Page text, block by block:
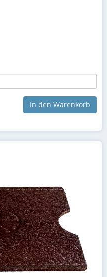
In den Warenkorb